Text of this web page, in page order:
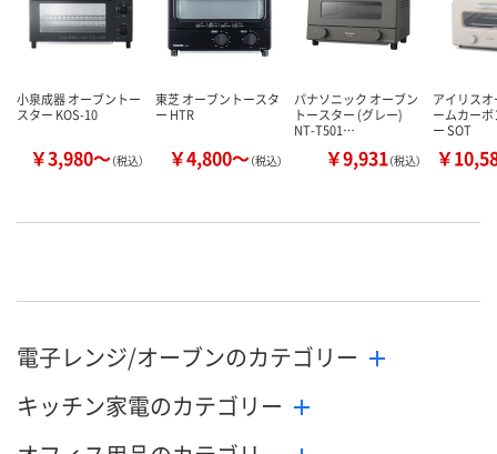
小泉成器 オーブントー
スター KOS-10
￥3,980～（税込）
東芝 オーブントースタ
ー HTR
￥4,800～（税込）
パナソニック オーブン
トースター (グレー)
NT-T501…
￥9,931（税込）
アイリス
ームカー
ー SOT
￥
電子レンジ/オーブンのカテゴリー
キッチン家電のカテゴリー